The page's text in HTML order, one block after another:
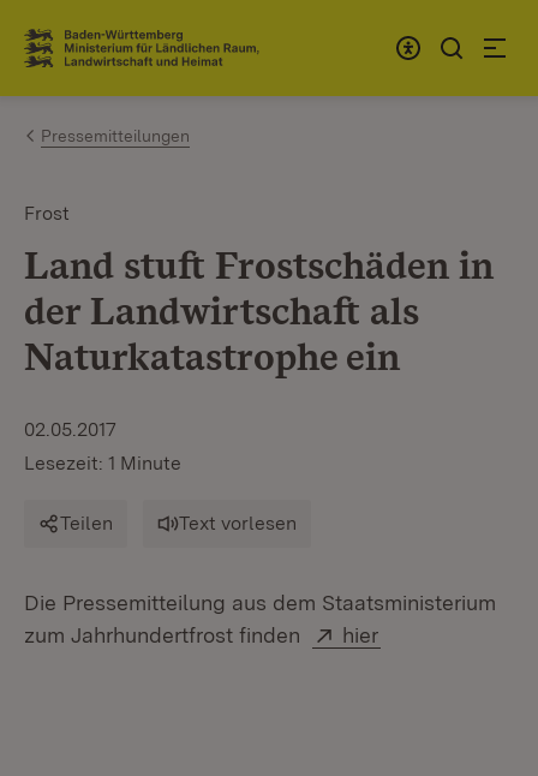
Zum Inhalt springen
Link zur Startseite
Pressemitteilungen
Frost
Land stuft Frostschäden in
der Landwirtschaft als
Naturkatastrophe ein
02.05.2017
Lesezeit: 1 Minute
Teilen Text vorlesen
Die Pressemitteilung aus dem Staatsministerium
zum Jahrhundertfrost finden
Extern:
hier